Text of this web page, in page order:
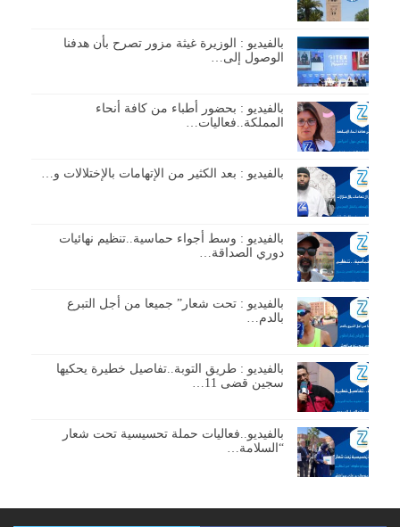
بالفيديو : الوزيرة غيثة مزور تصرح بأن هدفنا
الوصول إلى…
بالفيديو : بحضور أطباء من كافة أنحاء
المملكة..فعاليات…
بالفيديو : بعد الكثير من الإتهامات بالإختلالات و…
بالفيديو : وسط أجواء حماسية..تنظيم نهائيات
دوري الصداقة…
بالفيديو : تحت شعار” جميعا من أجل التبرع
بالدم…
بالفيديو : طريق التوبة..تفاصيل خطيرة يحكيها
سجين قضى 11…
بالفيديو..فعاليات حملة تحسيسية تحت شعار
“السلامة…